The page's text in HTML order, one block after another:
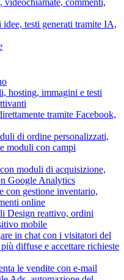
videochiamate, commenti,
testi generati tramite IA,
hosting, immagini e testi
tramite Facebook,
di ordine personalizzati,
moduli con campi
moduli di acquisizione,
Google Analytics
con gestione inventario,
online
Design reattivo, ordini
mobile
in chat con i visitatori del
diffuse e accettare richieste
le vendite con e-mail